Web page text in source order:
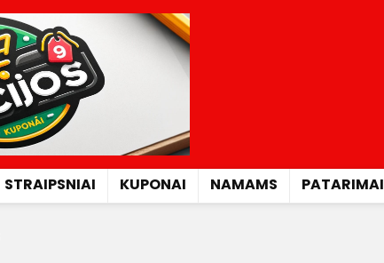
STRAIPSNIAI KUPONAI NAMAMS PATARIMAI